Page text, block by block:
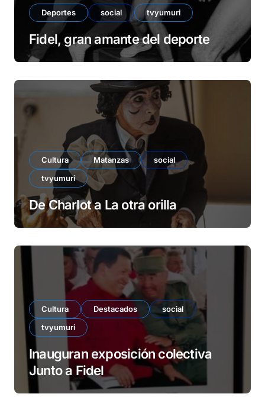
Deportes social tvyumuri
Fidel, gran amante del deporte
Cultura Matanzas
social
tvyumuri
De Charlot a La otra orilla
Cultura Destacados
social
tvyumuri
Inauguran exposición colectiva
Junto a Fidel